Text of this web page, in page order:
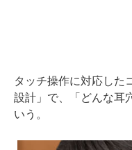
タッチ操作に対応した
設計」で、「どんな耳
いう。